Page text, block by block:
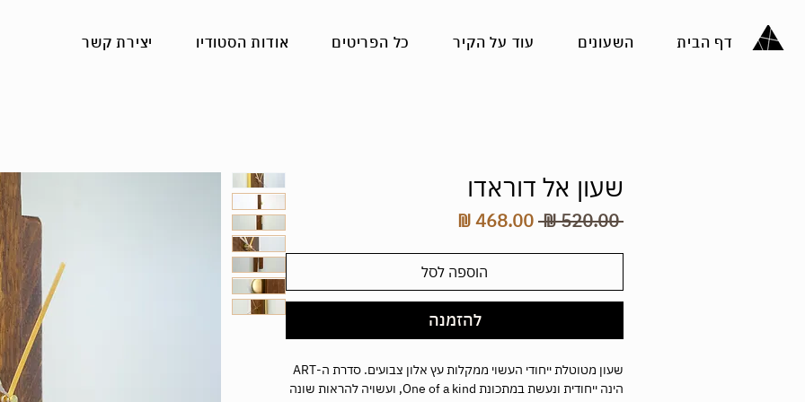
דף הבית השעונים עוד על הקיר כל הפריטים אודות הסטודיו יצירת קשר
שעון אל דוראדו
‏520.00 ‏₪
מחיר
הוספה לסל
להזמנה
שעון מטוטלת ייחודי העשוי ממקלות עץ אלון צבועים. סדרת ה-ART
הינה ייחודית ונעשת במתכונת One of a kind, ועשויה להראות שונה